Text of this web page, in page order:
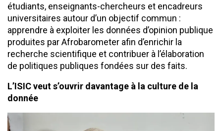
étudiants, enseignants-chercheurs et encadreurs
universitaires autour d’un objectif commun :
apprendre à exploiter les données d’opinion publique
produites par Afrobarometer afin d’enrichir la
recherche scientifique et contribuer à l’élaboration
de politiques publiques fondées sur des faits.
L’ISIC veut s’ouvrir davantage à la culture de la
donnée